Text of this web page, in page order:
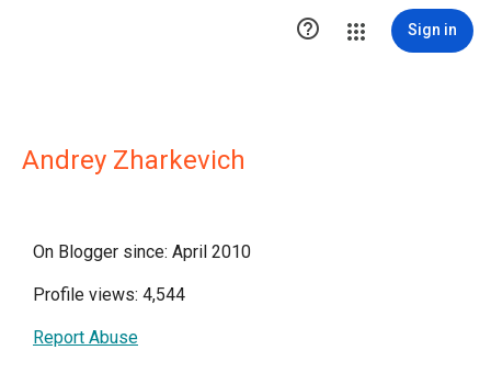
 Sign in
Andrey Zharkevich
On Blogger since: April 2010
Profile views: 4,544
Report Abuse